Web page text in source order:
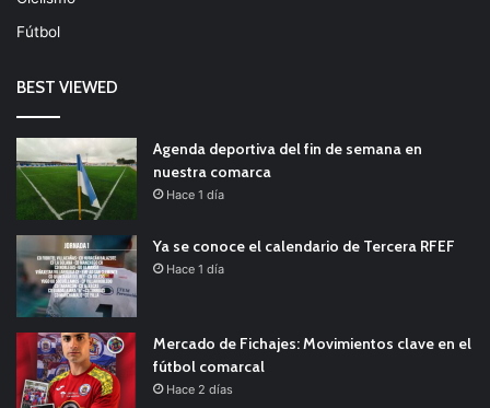
Fútbol
BEST VIEWED
Agenda deportiva del fin de semana en
nuestra comarca
Hace 1 día
Ya se conoce el calendario de Tercera RFEF
Hace 1 día
Mercado de Fichajes: Movimientos clave en el
fútbol comarcal
Hace 2 días